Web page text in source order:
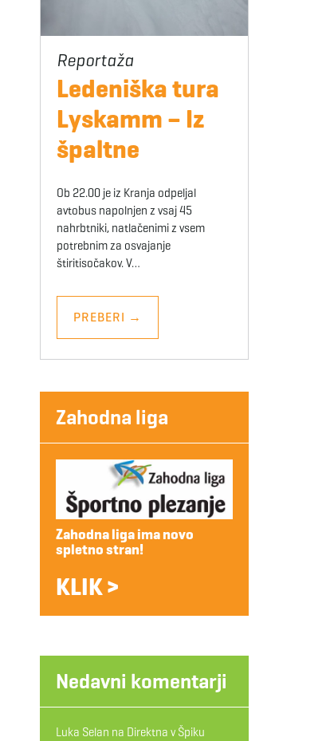
Ledeniška tura
Lyskamm – Iz
špaltne
Ob 22.00 je iz Kranja odpeljal
avtobus napolnjen z vsaj 45
nahrbtniki, natlačenimi z vsem
potrebnim za osvajanje
štiritisočakov. V…
PREBERI →
Zahodna liga
Zahodna liga ima novo
spletno stran!
KLIK >
Nedavni komentarji
Luka Selan na Direktna v Špiku